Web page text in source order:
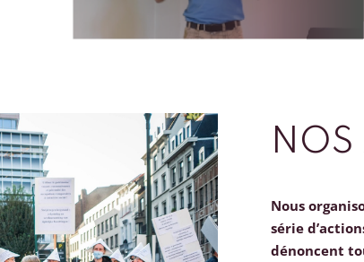
NOS
Nous
série
dénoncent